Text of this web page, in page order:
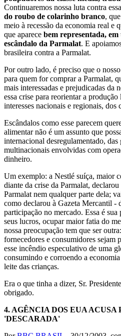
Continuaremos nossa luta contra essa
do roubo de colarinho branco,
meio à recessão da economia real e
que aparece bem representada,
escândalo da Parmalat. E
brasileira contra a Parmalat.
Por outro lado, é preciso que o
para quem for comprar a Parmalat,
mais interessadas e prejudicadas da
essa crise para reorientar a
interesses nacionais e regionais, dos
Escândalos como esse parecem
alimentar não é um assunto que
internacional desregulamentado, das
multinacionais envolvidas com
dinheiro.
Um exemplo: a Nestlé suíça, maior
diante da crise da Parmalat,
Parmalat nem qualquer parte dela;
como declarou à Gazeta Mercantil -
participação no mercado. Essa é
seus lucros, ocupar maior fatia do
nossa preocupação tem que ser
fornecedores e consumidores sejam
esse incêndio especulativo de uma
consumindo e corroendo a
leite das crianças.
Era o que tinha a dizer, Sr.
obrigado.
4. AGÊNCIA DOS EUA
'DESCARADA'